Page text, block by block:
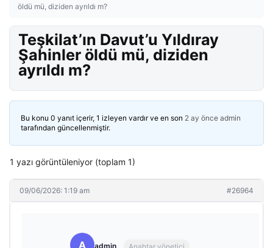
öldü mü, diziden ayrıldı m?
Teşkilat’ın Davut’u Yıldıray
Şahinler öldü mü, diziden
ayrıldı m?
Bu konu 0 yanıt içerir, 1 izleyen vardır ve en son 2 ay önce admin
tarafından güncellenmiştir.
1 yazı görüntüleniyor (toplam 1)
09/06/2026: 1:19 am #26964
A admin Anahtar yönetici